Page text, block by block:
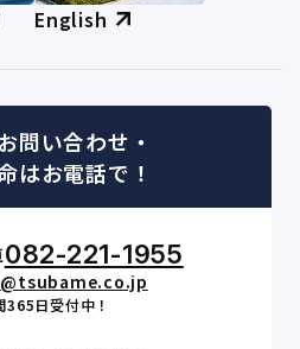
English
問い合わせ・
はお電話で！
082-221-1955
365日受付中！